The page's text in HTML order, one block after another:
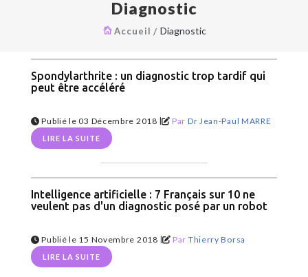
Diagnostic
Accueil Diagnostic
Spondylarthrite : un diagnostic trop tardif qui
peut être accéléré
Publié le 03 Décembre 2018 | Par Dr Jean-Paul MARRE
LIRE LA SUITE
Intelligence artificielle : 7 Français sur 10 ne
veulent pas d'un diagnostic posé par un robot
Publié le 15 Novembre 2018 | Par Thierry Borsa
LIRE LA SUITE